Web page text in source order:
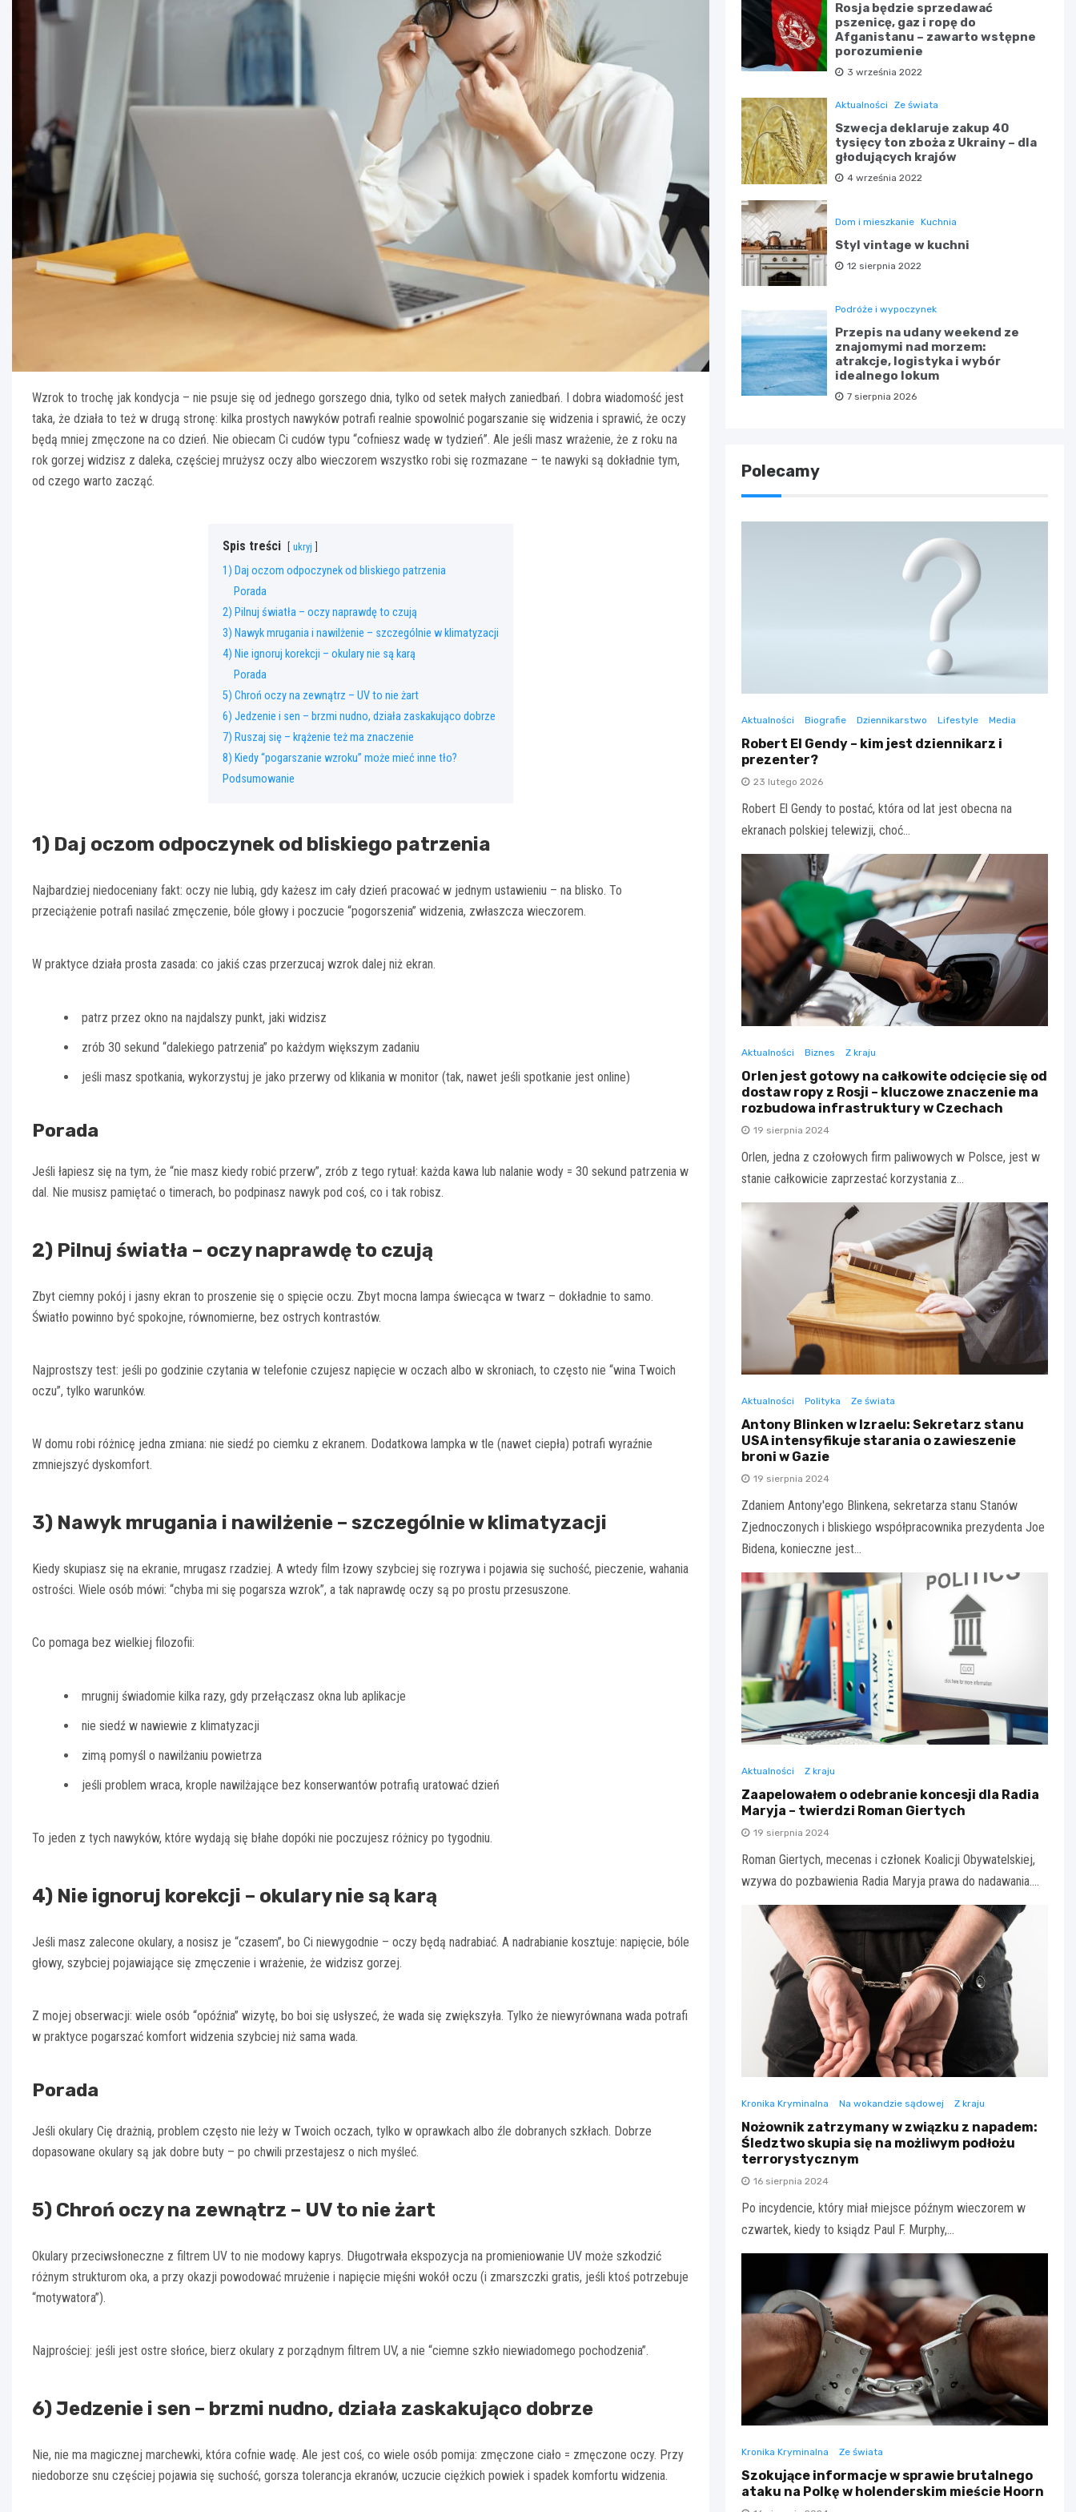
Wzrok to trochę jak kondycja – nie psuje się od jednego gorszego dnia, tylko od setek małych zaniedbań. I dobra wiadomość jest
taka, że działa to też w drugą stronę: kilka prostych nawyków potrafi realnie spowolnić pogarszanie się widzenia i sprawić, że oczy
będą mniej zmęczone na co dzień. Nie obiecam Ci cudów typu “cofniesz wadę w tydzień”. Ale jeśli masz wrażenie, że z roku na
rok gorzej widzisz z daleka, częściej mrużysz oczy albo wieczorem wszystko robi się rozmazane – te nawyki są dokładnie tym,
od czego warto zacząć.
Spis treści ukryj
1) Daj oczom odpoczynek od bliskiego patrzenia
Porada
2) Pilnuj światła – oczy naprawdę to czują
3) Nawyk mrugania i nawilżenie – szczególnie w klimatyzacji
4) Nie ignoruj korekcji – okulary nie są karą
Porada
5) Chroń oczy na zewnątrz – UV to nie żart
6) Jedzenie i sen – brzmi nudno, działa zaskakująco dobrze
7) Ruszaj się – krążenie też ma znaczenie
8) Kiedy “pogarszanie wzroku” może mieć inne tło?
Podsumowanie
1) Daj oczom odpoczynek od bliskiego patrzenia
Najbardziej niedoceniany fakt: oczy nie lubią, gdy każesz im cały dzień pracować w jednym ustawieniu – na blisko. To
przeciążenie potrafi nasilać zmęczenie, bóle głowy i poczucie “pogorszenia” widzenia, zwłaszcza wieczorem.
W praktyce działa prosta zasada: co jakiś czas przerzucaj wzrok dalej niż ekran.
patrz przez okno na najdalszy punkt, jaki widzisz
zrób 30 sekund “dalekiego patrzenia” po każdym większym zadaniu
jeśli masz spotkania, wykorzystuj je jako przerwy od klikania w monitor (tak, nawet jeśli spotkanie jest online)
Porada
Jeśli łapiesz się na tym, że “nie masz kiedy robić przerw”, zrób z tego rytuał: każda kawa lub nalanie wody = 30 sekund patrzenia w
dal. Nie musisz pamiętać o timerach, bo podpinasz nawyk pod coś, co i tak robisz.
2) Pilnuj światła – oczy naprawdę to czują
Zbyt ciemny pokój i jasny ekran to proszenie się o spięcie oczu. Zbyt mocna lampa świecąca w twarz – dokładnie to samo.
Światło powinno być spokojne, równomierne, bez ostrych kontrastów.
Najprostszy test: jeśli po godzinie czytania w telefonie czujesz napięcie w oczach albo w skroniach, to często nie “wina Twoich
oczu”, tylko warunków.
W domu robi różnicę jedna zmiana: nie siedź po ciemku z ekranem. Dodatkowa lampka w tle (nawet ciepła) potrafi wyraźnie
zmniejszyć dyskomfort.
3) Nawyk mrugania i nawilżenie – szczególnie w klimatyzacji
Kiedy skupiasz się na ekranie, mrugasz rzadziej. A wtedy film łzowy szybciej się rozrywa i pojawia się suchość, pieczenie, wahania
ostrości. Wiele osób mówi: “chyba mi się pogarsza wzrok”, a tak naprawdę oczy są po prostu przesuszone.
Co pomaga bez wielkiej filozofii:
mrugnij świadomie kilka razy, gdy przełączasz okna lub aplikacje
nie siedź w nawiewie z klimatyzacji
zimą pomyśl o nawilżaniu powietrza
jeśli problem wraca, krople nawilżające bez konserwantów potrafią uratować dzień
To jeden z tych nawyków, które wydają się błahe dopóki nie poczujesz różnicy po tygodniu.
4) Nie ignoruj korekcji – okulary nie są karą
Jeśli masz zalecone okulary, a nosisz je “czasem”, bo Ci niewygodnie – oczy będą nadrabiać. A nadrabianie kosztuje: napięcie, bóle
głowy, szybciej pojawiające się zmęczenie i wrażenie, że widzisz gorzej.
Z mojej obserwacji: wiele osób “opóźnia” wizytę, bo boi się usłyszeć, że wada się zwiększyła. Tylko że niewyrównana wada potrafi
w praktyce pogarszać komfort widzenia szybciej niż sama wada.
Porada
Jeśli okulary Cię drażnią, problem często nie leży w Twoich oczach, tylko w oprawkach albo źle dobranych szkłach. Dobrze
dopasowane okulary są jak dobre buty – po chwili przestajesz o nich myśleć.
5) Chroń oczy na zewnątrz – UV to nie żart
Okulary przeciwsłoneczne z filtrem UV to nie modowy kaprys. Długotrwała ekspozycja na promieniowanie UV może szkodzić
różnym strukturom oka, a przy okazji powodować mrużenie i napięcie mięśni wokół oczu (i zmarszczki gratis, jeśli ktoś potrzebuje
“motywatora”).
Najprościej: jeśli jest ostre słońce, bierz okulary z porządnym filtrem UV, a nie “ciemne szkło niewiadomego pochodzenia”.
6) Jedzenie i sen – brzmi nudno, działa zaskakująco dobrze
Nie, nie ma magicznej marchewki, która cofnie wadę. Ale jest coś, co wiele osób pomija: zmęczone ciało = zmęczone oczy. Przy
niedoborze snu częściej pojawia się suchość, gorsza tolerancja ekranów, uczucie ciężkich powiek i spadek komfortu widzenia.
Rosja będzie sprzedawać
pszenicę, gaz i ropę do
Afganistanu – zawarto wstępne
porozumienie
3 września 2022
Aktualności Ze świata
Szwecja deklaruje zakup 40
tysięcy ton zboża z Ukrainy – dla
głodujących krajów
4 września 2022
Dom i mieszkanie Kuchnia
Styl vintage w kuchni
12 sierpnia 2022
Podróże i wypoczynek
Przepis na udany weekend ze
znajomymi nad morzem:
atrakcje, logistyka i wybór
idealnego lokum
7 sierpnia 2026
Polecamy
Aktualności Biografie Dziennikarstwo Lifestyle Media
Robert El Gendy – kim jest dziennikarz i
prezenter?
23 lutego 2026
Robert El Gendy to postać, która od lat jest obecna na
ekranach polskiej telewizji, choć…
Aktualności Biznes Z kraju
Orlen jest gotowy na całkowite odcięcie się od
dostaw ropy z Rosji – kluczowe znaczenie ma
rozbudowa infrastruktury w Czechach
19 sierpnia 2024
Orlen, jedna z czołowych firm paliwowych w Polsce, jest w
stanie całkowicie zaprzestać korzystania z…
Aktualności Polityka Ze świata
Antony Blinken w Izraelu: Sekretarz stanu
USA intensyfikuje starania o zawieszenie
broni w Gazie
19 sierpnia 2024
Zdaniem Antony'ego Blinkena, sekretarza stanu Stanów
Zjednoczonych i bliskiego współpracownika prezydenta Joe
Bidena, konieczne jest…
Aktualności Z kraju
Zaapelowałem o odebranie koncesji dla Radia
Maryja – twierdzi Roman Giertych
19 sierpnia 2024
Roman Giertych, mecenas i członek Koalicji Obywatelskiej,
wzywa do pozbawienia Radia Maryja prawa do nadawania.…
Kronika Kryminalna Na wokandzie sądowej Z kraju
Nożownik zatrzymany w związku z napadem:
Śledztwo skupia się na możliwym podłożu
terrorystycznym
16 sierpnia 2024
Po incydencie, który miał miejsce późnym wieczorem w
czwartek, kiedy to ksiądz Paul F. Murphy,…
Kronika Kryminalna Ze świata
Szokujące informacje w sprawie brutalnego
ataku na Polkę w holenderskim mieście Hoorn